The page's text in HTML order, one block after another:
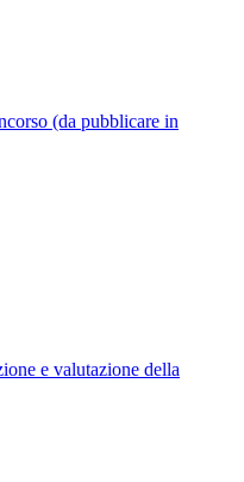
(da pubblicare in
e valutazione della